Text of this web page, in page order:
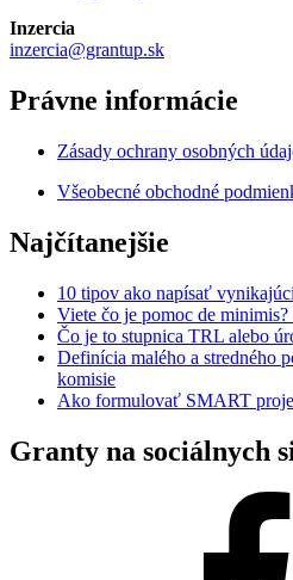
Inzercia
inzercia@grantup.sk
Právne informácie
Zásady ochrany osobných
Všeobecné obchodné
Najčítanejšie
10 tipov ako napísať
Viete čo je pomoc de
Čo je to stupnica TRL alebo
Definícia malého a stredného
komisie
Ako formulovať SMART
Granty na sociálnych